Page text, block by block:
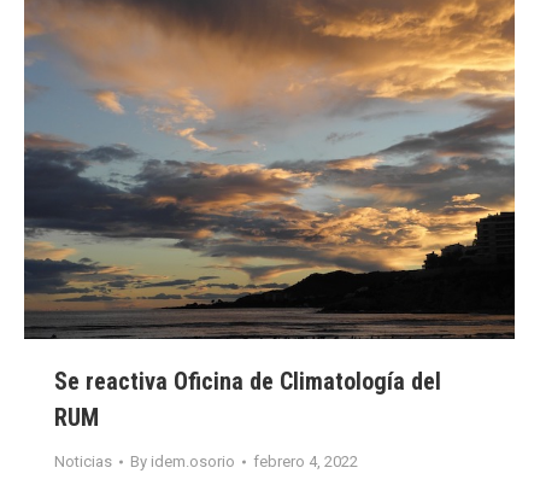
Se reactiva Oficina de Climatología del
RUM
Noticias By idem.osorio febrero 4, 2022